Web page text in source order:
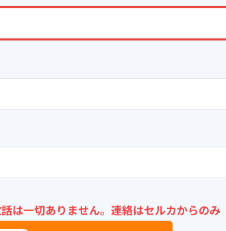
は一切ありません。 連絡はセルカからのみ